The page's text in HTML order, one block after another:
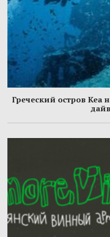
Греческий остров Кеа